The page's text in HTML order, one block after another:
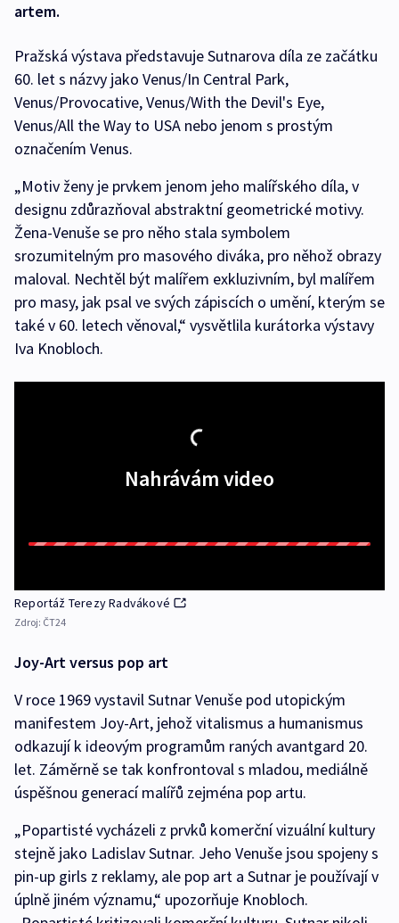
artem.
Pražská výstava představuje Sutnarova díla ze začátku
60. let s názvy jako Venus/In Central Park,
Venus/Provocative, Venus/With the Devil's Eye,
Venus/All the Way to USA nebo jenom s prostým
označením Venus.
„Motiv ženy je prvkem jenom jeho malířského díla, v
designu zdůrazňoval abstraktní geometrické motivy.
Žena-Venuše se pro něho stala symbolem
srozumitelným pro masového diváka, pro něhož obrazy
maloval. Nechtěl být malířem exkluzivním, byl malířem
pro masy, jak psal ve svých zápiscích o umění, kterým se
také v 60. letech věnoval,“ vysvětlila kurátorka výstavy
Iva Knobloch.
Nahrávám video
Reportáž Terezy Radvákové
Zdroj: ČT24
Joy-Art versus pop art
V roce 1969 vystavil Sutnar Venuše pod utopickým
manifestem Joy-Art, jehož vitalismus a humanismus
odkazují k ideovým programům raných avantgard 20.
let. Záměrně se tak konfrontoval s mladou, mediálně
úspěšnou generací malířů zejména pop artu.
„Popartisté vycházeli z prvků komerční vizuální kultury
stejně jako Ladislav Sutnar. Jeho Venuše jsou spojeny s
pin-up girls z reklamy, ale pop art a Sutnar je používají v
úplně jiném významu,“ upozorňuje Knobloch.